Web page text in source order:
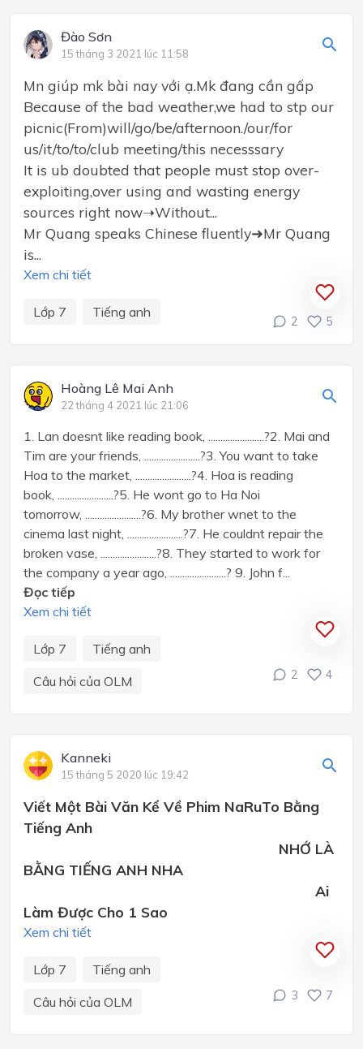
Đào Sơn
15 tháng 3 2021 lúc 11:58
Mn giúp mk bài nay với ạ.Mk đang cần gấp
Because of the bad weather,we had to stp our
picnic(From)will/go/be/afternoon./our/for
us/it/to/to/club meeting/this necesssary
It is ub doubted that people must stop over-
exploiting,over using and wasting energy
sources right now➝Without...
Mr Quang speaks Chinese fluently➜Mr Quang
is...
Xem chi tiết
Lớp 7 Tiếng anh
2 5
Hoàng Lê Mai Anh
22 tháng 4 2021 lúc 21:06
1. Lan doesnt like reading book, .......................?2. Mai and
Tim are your friends, .......................?3. You want to take
Hoa to the market, .......................?4. Hoa is reading
book, .......................?5. He wont go to Ha Noi
tomorrow, .......................?6. My brother wnet to the
cinema last night, .......................?7. He couldnt repair the
broken vase, .......................?8. They started to work for
the company a year ago, .......................? 9. John f...
Đọc tiếp
Xem chi tiết
Lớp 7
Tiếng anh
Câu hỏi của OLM
2 4
Kanneki
15 tháng 5 2020 lúc 19:42
Viết Một Bài Văn Kể Về Phim NaRuTo Bằng
Tiếng Anh
NHỚ LÀ
BẰNG TIẾNG ANH NHA
Ai
Làm Được Cho 1 Sao
Xem chi tiết
Lớp 7
Tiếng anh
Câu hỏi của OLM
3 7